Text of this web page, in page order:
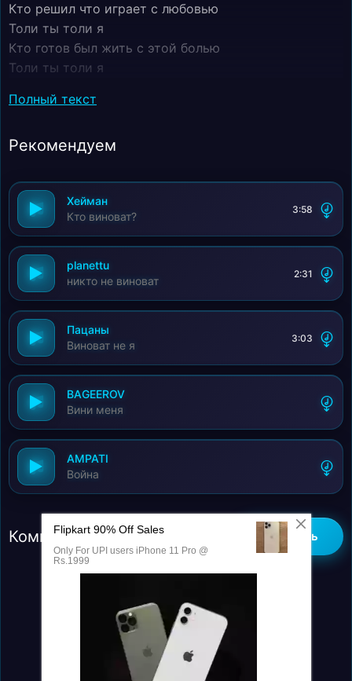
Кто решил что играет с любовью
Толи ты толи я
Кто готов был жить с этой болью
Толи ты толи я
И не ты и не я
Полный текст
Рекомендуем
Хейман
Кто виноват?
3:58
planettu
никто не виноват
2:31
Пацаны
Виноват не я
3:03
BAGEEROV
Вини меня
AMPATI
Война
Комментарии (0) Добавить